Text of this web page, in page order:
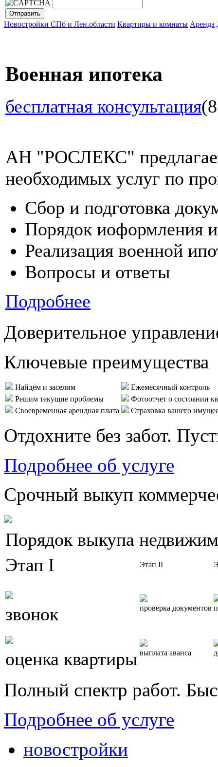
Новостройки СПб и Лен.области Квартиры и комнаты Аренда
Военная ипотека
бесплатная консультация
АН "РОСЛЕКС"
необходимых услуг по
Сбор и подготовка
Порядок иоформления
Реализация военной
Вопросы и ответы
Подробнее
Доверительное
Ключевые преимущества
Найдём и заселим
Ежемесячный контроль
Решим текущие проблемы
Фотоотчет о состоянии
Своевременная арендная плата
Страховка вашего
Отдохните без забот.
Подробнее об услуге
Срочный выкуп
Порядок выкупа
Этап I
Этап II
звонок проверка документов
оценка квартиры выплата аванса
Полный спектр работ.
Подробнее об услуге
новостройки